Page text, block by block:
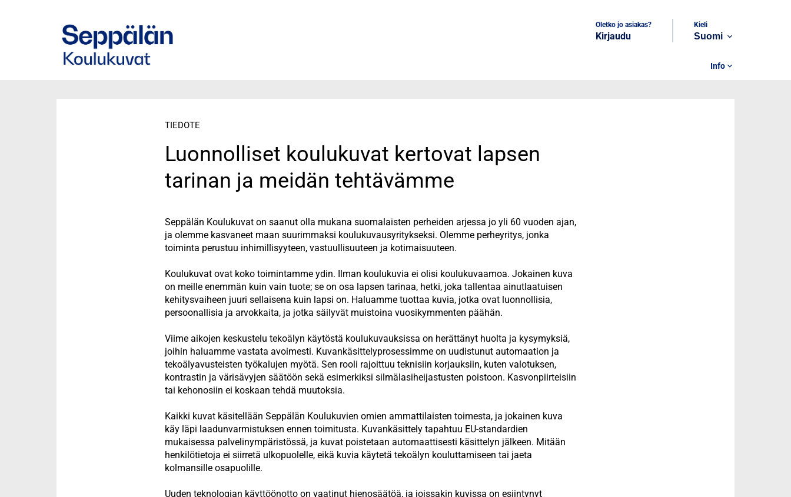
Oletko jo asiakas?
Kirjaudu
Kieli
Suomi expand_more
Info expand_more
TIEDOTE
Luonnolliset koulukuvat kertovat lapsen
tarinan ja meidän tehtävämme
Seppälän Koulukuvat on saanut olla mukana suomalaisten perheiden arjessa jo yli 60 vuoden ajan,
ja olemme kasvaneet maan suurimmaksi koulukuvausyritykseksi. Olemme perheyritys, jonka
toiminta perustuu inhimillisyyteen, vastuullisuuteen ja kotimaisuuteen.
Koulukuvat ovat koko toimintamme ydin. Ilman koulukuvia ei olisi koulukuvaamoa. Jokainen kuva
on meille enemmän kuin vain tuote; se on osa lapsen tarinaa, hetki, joka tallentaa ainutlaatuisen
kehitysvaiheen juuri sellaisena kuin lapsi on. Haluamme tuottaa kuvia, jotka ovat luonnollisia,
persoonallisia ja arvokkaita, ja jotka säilyvät muistoina vuosikymmenten päähän.
Viime aikojen keskustelu tekoälyn käytöstä koulukuvauksissa on herättänyt huolta ja kysymyksiä,
joihin haluamme vastata avoimesti. Kuvankäsittelyprosessimme on uudistunut automaation ja
tekoälyavusteisten työkalujen myötä. Sen rooli rajoittuu teknisiin korjauksiin, kuten valotuksen,
kontrastin ja värisävyjen säätöön sekä esimerkiksi silmälasiheijastusten poistoon. Kasvonpiirteisiin
tai kehonosiin ei koskaan tehdä muutoksia.
Kaikki kuvat käsitellään Seppälän Koulukuvien omien ammattilaisten toimesta, ja jokainen kuva
käy läpi laadunvarmistuksen ennen toimitusta. Kuvankäsittely tapahtuu EU-standardien
mukaisessa palvelinympäristössä, ja kuvat poistetaan automaattisesti käsittelyn jälkeen. Mitään
henkilötietoja ei siirretä ulkopuolelle, eikä kuvia käytetä tekoälyn kouluttamiseen tai jaeta
kolmansille osapuolille.
Uuden teknologian käyttöönotto on vaatinut hienosäätöä, ja joissakin kuvissa on esiintynyt